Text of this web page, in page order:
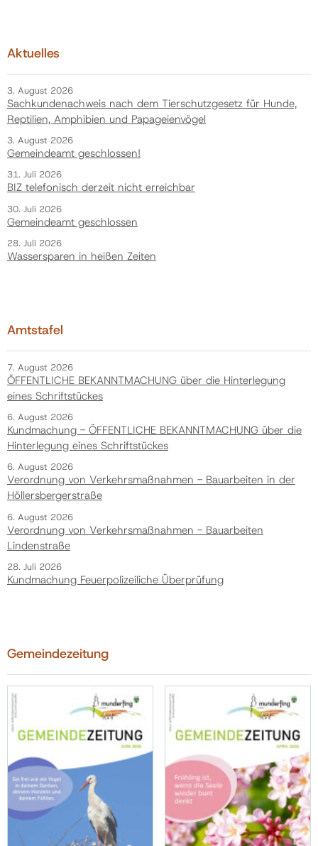
Aktuelles
3. August 2026
Sachkundenachweis nach dem Tierschutzgesetz für Hunde,
Reptilien, Amphibien und Papageienvögel
3. August 2026
Gemeindeamt geschlossen!
31. Juli 2026
BIZ telefonisch derzeit nicht erreichbar
30. Juli 2026
Gemeindeamt geschlossen
28. Juli 2026
Wassersparen in heißen Zeiten
Amtstafel
7. August 2026
ÖFFENTLICHE BEKANNTMACHUNG über die Hinterlegung
eines Schriftstückes
6. August 2026
Kundmachung - ÖFFENTLICHE BEKANNTMACHUNG über die
Hinterlegung eines Schriftstückes
6. August 2026
Verordnung von Verkehrsmaßnahmen - Bauarbeiten in der
Höllersbergerstraße
6. August 2026
Verordnung von Verkehrsmaßnahmen - Bauarbeiten
Lindenstraße
28. Juli 2026
Kundmachung Feuerpolizeiliche Überprüfung
Gemeindezeitung